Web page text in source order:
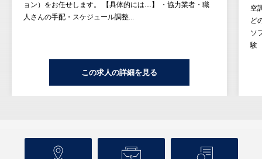
ョン）をお任せします。 【具体的には…】 ・協力業者・職
人さんの手配・スケジュール調整...
この求人の詳細を見る
空
ど
ソ
験